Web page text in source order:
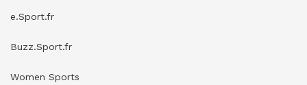
e.Sport.fr
Buzz.Sport.fr
Women Sports